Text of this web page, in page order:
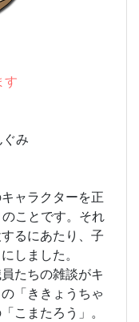
す
み
ャラクターを正
ことです。それ
るにあたり、子
しました。
たちの雑談がキ
「ききょうちゃ
こまたろう」。